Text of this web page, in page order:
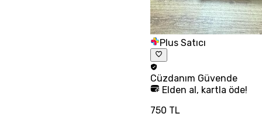
Plus Satıcı
Cüzdanım Güvende
Elden al, kartla öde!
750 TL